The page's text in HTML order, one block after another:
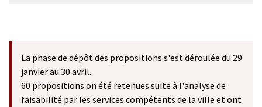
La phase de dépôt des propositions s'est déroulée du 29
janvier au 30 avril.
60 propositions on été retenues suite à l'analyse de
faisabilité par les services compétents de la ville et ont